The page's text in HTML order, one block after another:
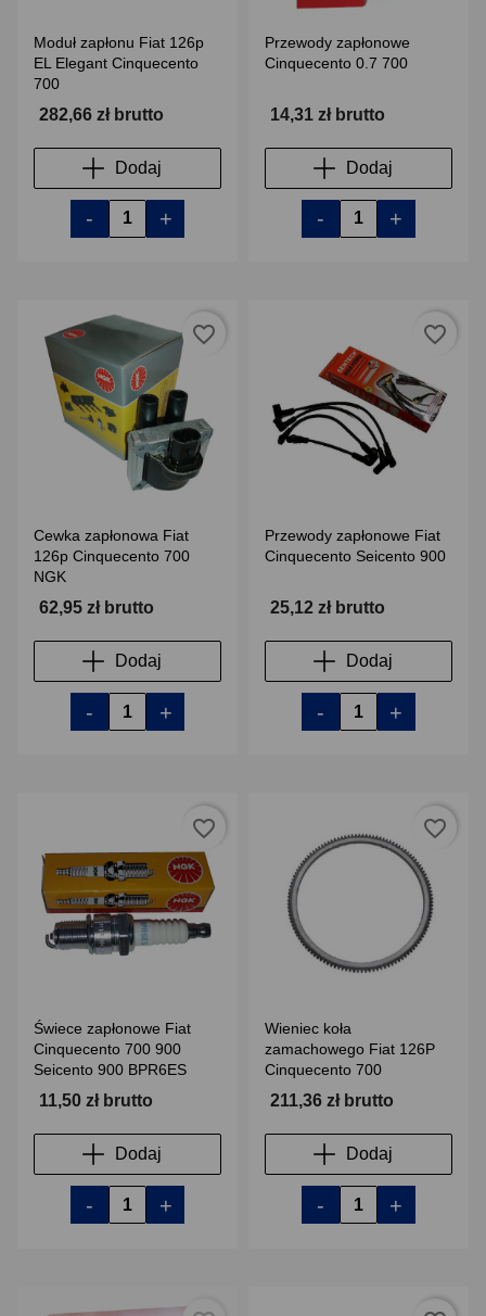
Moduł zapłonu Fiat 126p
EL Elegant Cinquecento
700
282,66 zł brutto
Dodaj
- +
Przewody zapłonowe
Cinquecento 0.7 700
14,31 zł brutto
Dodaj
- +
Cewka zapłonowa Fiat
126p Cinquecento 700
NGK
62,95 zł brutto
Dodaj
- +
favorite_border
Przewody zapłonowe Fiat
Cinquecento Seicento 900
25,12 zł brutto
Dodaj
- +
favorite_border
Świece zapłonowe Fiat
Cinquecento 700 900
Seicento 900 BPR6ES
11,50 zł brutto
Dodaj
- +
favorite_border
Wieniec koła
zamachowego Fiat 126P
Cinquecento 700
211,36 zł brutto
Dodaj
- +
favorite_border